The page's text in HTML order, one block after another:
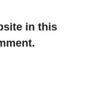
in this